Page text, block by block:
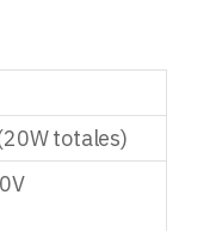
totales)